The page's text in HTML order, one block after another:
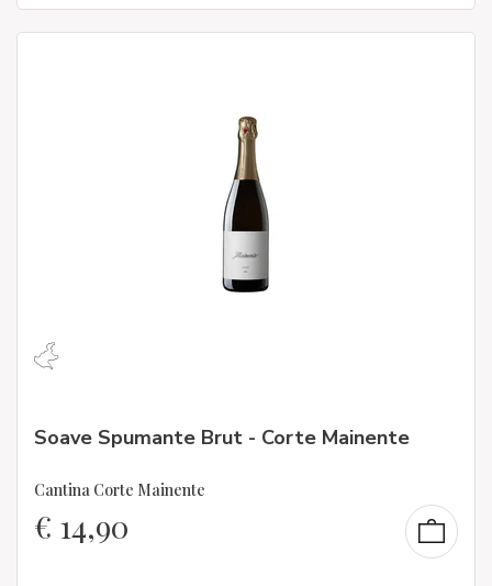
Soave Spumante Brut - Corte Mainente
Cantina Corte Mainente
€ 14,90